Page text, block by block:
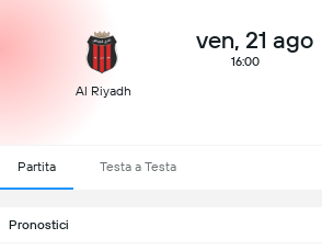
Al Riyadh
ven, 21 ago
16:00
Partita Testa a Testa
Pronostici